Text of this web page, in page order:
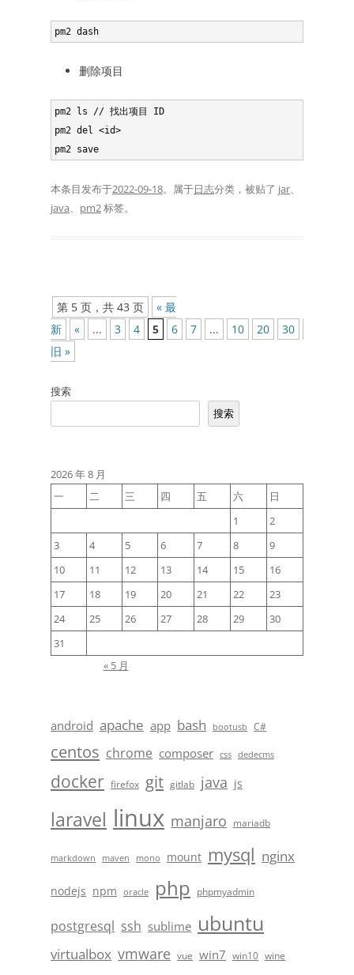
删除项目
pm2 ls // 找出项目 ID
pm2 del <id>
pm2 save
本条目发布于2022-09-18。属于日志分类，被贴了 jar、
java、 pm2标签。
文
章
导
第 5 页，共 43 页
« 最
新
« ... 3 4 5 6 7 ... 10 20 30
旧 »
搜索
搜索
2026 年 8 月
一
二 三 四 五 六
日
1
2
3
4 5 6 7 8
9
10
11 12 13 14 15
16
17
18 19 20 21 22
23
24
25 26 27 28 29
30
31
« 5 月
android apache app bash bootusb C#
centos chrome composer css dedecms
docker firefox git gitlab java js
laravel linux manjaro mariadb
markdown maven mono mount mysql nginx
nodejs npm oracle php phpmyadmin
postgresql ssh sublime ubuntu
virtualbox vmware vue win7 win10 wine